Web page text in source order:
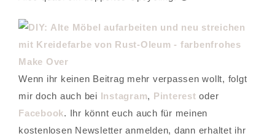
Wenn ihr keinen Beitrag mehr verpassen wollt, folgt
mir doch auch bei Instagram, Pinterest oder
Facebook. Ihr könnt euch auch für meinen
kostenlosen Newsletter anmelden, dann erhaltet ihr